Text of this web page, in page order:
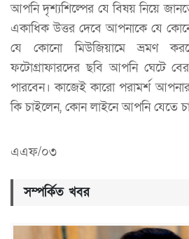
আপনি দৃশ্যশিল্পের যে বিষয় নিয়ে
একাধিক উত্তর দেবে আপনাকে যে
যে কোনো মিউজিয়ামে ভ্রমণ
ফটোগ্রাফারদের ছবি আপনি ঘেটে
পারবেন। কাজেই কারো পরামর্শ
কি চাইলেন, কোন লাইনে আপনি যেতে
এএফ/০৩
সম্পর্কিত খবর